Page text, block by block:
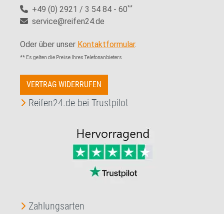
+49 (0) 2921 / 3 54 84 - 60**
service@reifen24.de
Oder über unser Kontaktformular.
** Es gelten die Preise Ihres Telefonanbieters
VERTRAG WIDERRUFEN
Reifen24.de bei Trustpilot
Zahlungsarten